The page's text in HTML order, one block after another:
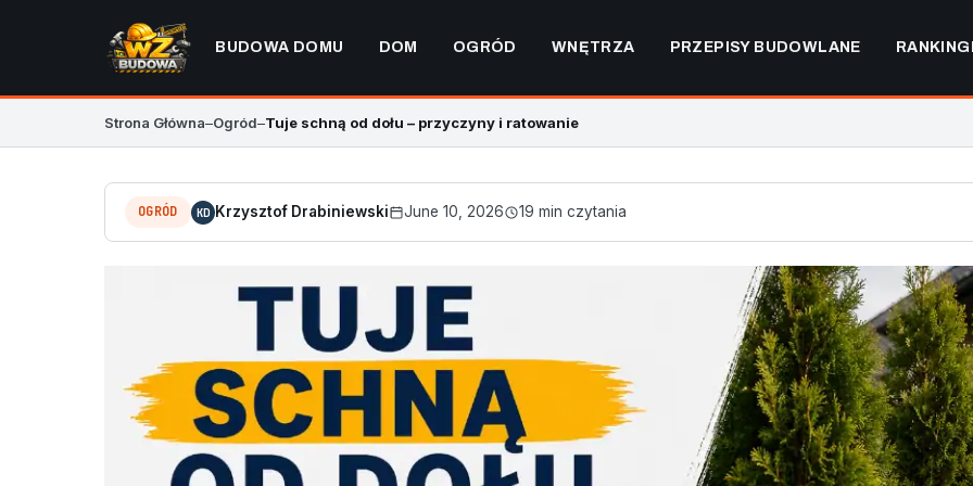
BUDOWA DOMU DOM OGRÓD WNĘTRZA PRZEPISY BUDOWLANE
Strona Główna–Ogród–Tuje schną od dołu – przyczyny i ratowanie
OGRÓD KD Krzysztof Drabiniewski June 10, 2026 19 min czytania